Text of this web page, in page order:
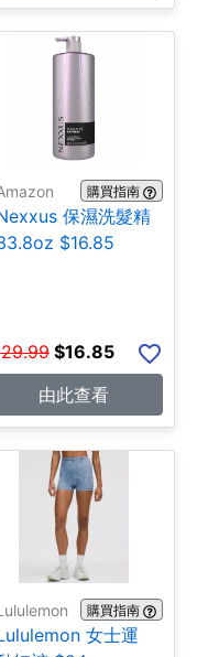
購買指南
保濕洗髮精
$16.85
29.99 $16.85
由此查看
購買指南
女士運